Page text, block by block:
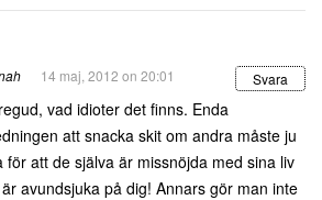
14 maj, 2012 on 20:01 Svara
vad idioter det finns. Enda
att snacka skit om andra måste ju
för att de själva är missnöjda med sina liv
avundsjuka på dig! Annars gör man inte